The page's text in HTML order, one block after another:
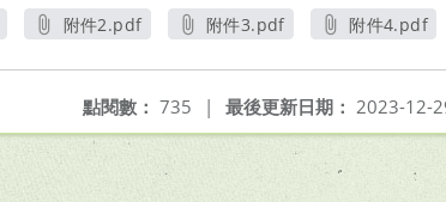
附件2.pdf
附件3.pdf
附件4.pdf
最後更新日期： 2023-12-
點閱數： 735 |